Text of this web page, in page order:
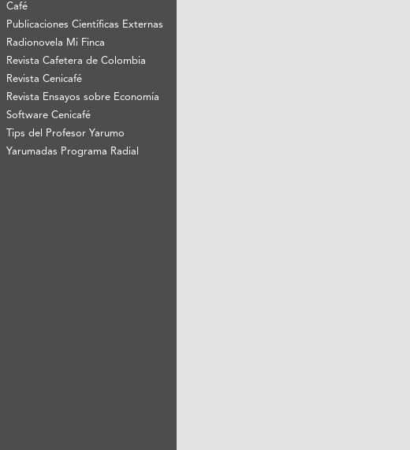
Café
Publicaciones Científicas Externas
Radionovela Mi Finca
Revista Cafetera de Colombia
Revista Cenicafé
Revista Ensayos sobre Economía
Software Cenicafé
Tips del Profesor Yarumo
Yarumadas Programa Radial